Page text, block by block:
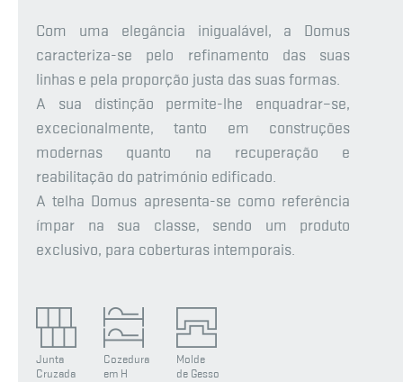
Com uma elegância inigualável, a Domus
caracteriza-se pelo refinamento das suas
linhas e pela proporção justa das suas formas.
A sua distinção permite-lhe enquadrar–se,
excecionalmente, tanto em construções
modernas quanto na recuperação e
reabilitação do património edificado.
A telha Domus apresenta-se como referência
ímpar na sua classe, sendo um produto
exclusivo, para coberturas intemporais.
Junta
Cruzada
Cozedura
em H
Molde
de Gesso